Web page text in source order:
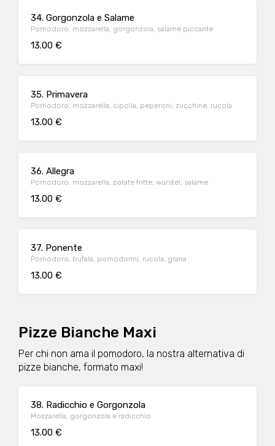
34. Gorgonzola e Salame
Pomodoro. mozzarella, gorgonzola, salame piccante
13.00 €
35. Primavera
Pomodoro. mozzarella, cipolla, peperoni, zucchine, rucola
13.00 €
36. Allegra
Pomodoro. mozzarella, patate fritte, wurstel, salame
13.00 €
37. Ponente
Pomodoro, bufala, pomodorini, rucola, grana
13.00 €
Pizze Bianche Maxi
Per chi non ama il pomodoro, la nostra alternativa di
pizze bianche, formato maxi!
38. Radicchio e Gorgonzola
Mozzarella, gorgonzola e radicchio
13.00 €